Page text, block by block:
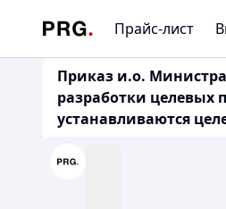
Прайс-лист
Приказ и.о.
разработки целевых
устанавливаются